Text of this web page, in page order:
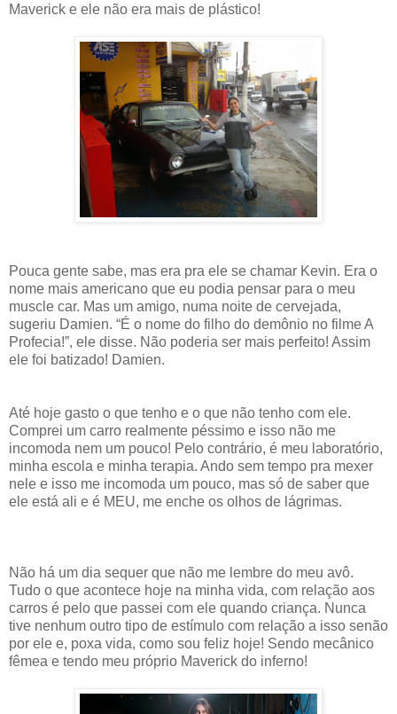
Maverick e ele não era mais de plástico!
Pouca gente sabe, mas era pra ele se chamar Kevin. Era o
nome mais americano que eu podia pensar para o meu
muscle car. Mas um amigo, numa noite de cervejada,
sugeriu Damien. “É o nome do filho do demônio no filme A
Profecia!”, ele disse. Não poderia ser mais perfeito! Assim
ele foi batizado! Damien.
Até hoje gasto o que tenho e o que não tenho com ele.
Comprei um carro realmente péssimo e isso não me
incomoda nem um pouco! Pelo contrário, é meu laboratório,
minha escola e minha terapia. Ando sem tempo pra mexer
nele e isso me incomoda um pouco, mas só de saber que
ele está ali e é MEU, me enche os olhos de lágrimas.
Não há um dia sequer que não me lembre do meu avô.
Tudo o que acontece hoje na minha vida, com relação aos
carros é pelo que passei com ele quando criança. Nunca
tive nenhum outro tipo de estímulo com relação a isso senão
por ele e, poxa vida, como sou feliz hoje! Sendo mecânico
fêmea e tendo meu próprio Maverick do inferno!